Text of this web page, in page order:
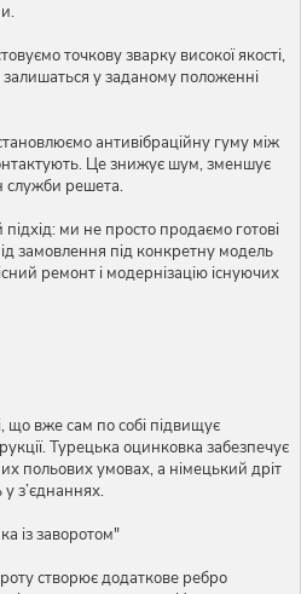
точкову зварку високої якості,
залишаться у заданому положенні
антивібраційну гуму між
Це знижує шум, зменшує
служби решета.
ми не просто продаємо готові
замовлення під конкретну модель
ремонт і модернізацію існуючих
що вже сам по собі підвищує
Турецька оцинковка забезпечує
польових умовах, а німецький дріт
у з’єднаннях.
із заворотом"
створює додаткове ребро